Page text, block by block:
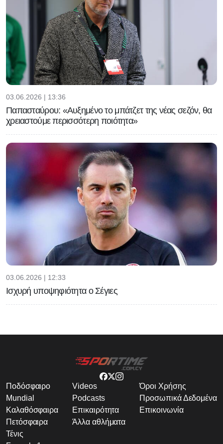
03.06.2026 | 13:36
Παπασταύρου: «Αυξημένο το μπάτζετ της νέας σεζόν, θα
χρειαστούμε περισσότερη ποιότητα»
03.06.2026 | 12:33
Ισχυρή υποψηφιότητα ο Σέγιες
Ποδόσφαιρο
Mundial
Καλαθόσφαιρα
Πετόσφαιρα
Τένις
Videos
Podcasts
Επικαιρότητα
Άλλα αθλήματα
Όροι Χρήσης
Προσωπικά Δεδομένα
Επικοινωνία